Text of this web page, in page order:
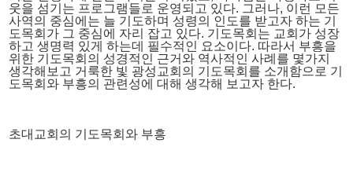
웃을 섬기는 프로그램들로 운영되고 있다. 그러나, 이런 모든
사역의 중심에는 늘 기도하며 성령의 인도를 받고자 하는 기
도목회가 그 중심에 자리 잡고 있다. 기도목회는 교회가 성장
하고 생명력 있게 하는데 필수적인 요소이다. 따라서 부흥을
위한 기도목회의 성경적인 근거와 역사적인 사례를 몇가지
생각해보고 거룩한 빛 광성교회의 기도목회를 소개함으로 기
도목회와 부흥의 관련성에 대해 생각해 보고자 한다.
초대교회의 기도목회와 부흥